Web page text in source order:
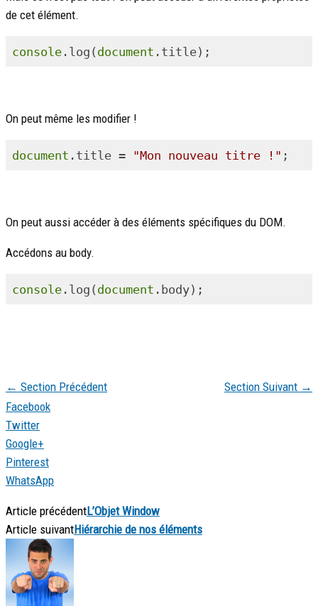
de cet élément.
console.log( document
On peut même les modifier !
document .title = "Mon nouveau titre !"
On peut aussi accéder à des éléments spécifiques du DOM.
Accédons au body.
console.log( document
← Section Précédent Section Suivant →
Facebook
Twitter
Google+
Pinterest
WhatsApp
Article précédentL’Objet Window
Article suivantHiérarchie de nos éléments